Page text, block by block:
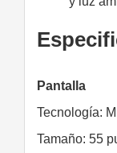
Pantalla
Tecnología:
Tamaño: 55